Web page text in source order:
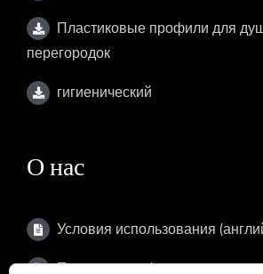
Пластиковые профили для
перегородок
гигиенический
О нас
Условия использования
Политика